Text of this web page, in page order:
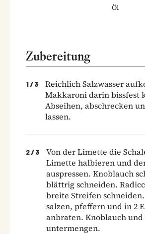
Öl
Zubereitung
1 / 3
Reichlich Salzwasser
Makkaroni darin bissfest
Abseihen, abschrecken
lassen.
2 / 3
Von der Limette die
Limette halbieren und
auspressen. Knoblauch
blättrig schneiden.
breite Streifen
salzen, pfeffern und in 2
anbraten. Knoblauch und
untermengen.